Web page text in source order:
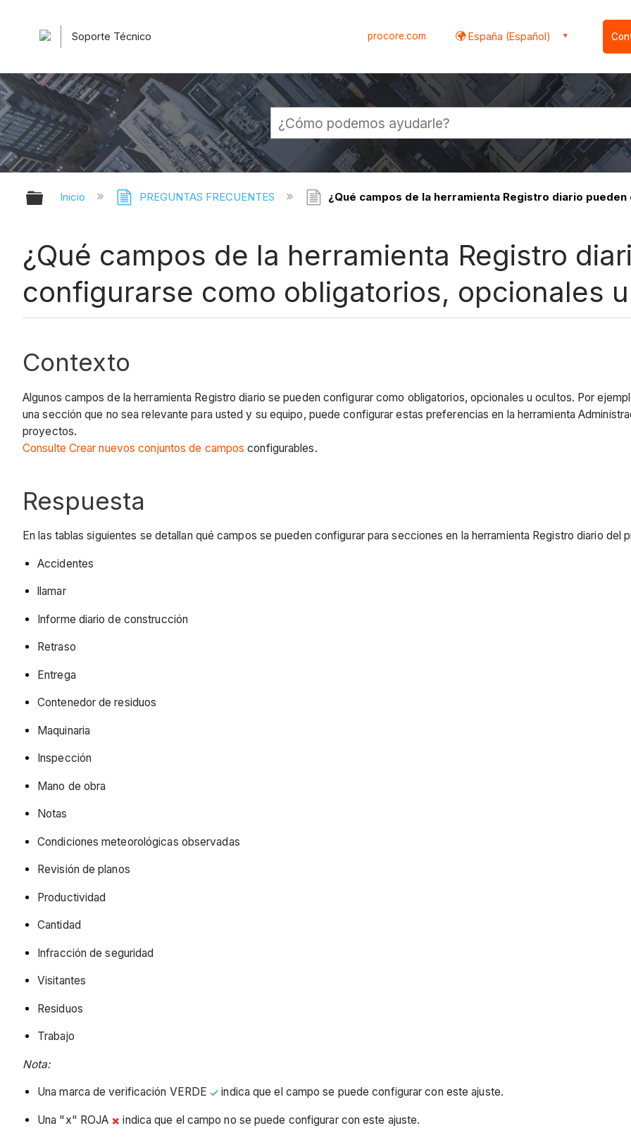
Soporte Técnico procore.com España (Español)
Expandir/contraer jerarquía global
Inicio PREGUNTAS FRECUENTES ¿Qué campos de la herramienta Registro diario
¿Qué campos de la herramienta Registro
configurarse como obligatorios, opcionales
Contexto
Algunos campos de la herramienta Registro diario se pueden configurar como obligatorios, opcionales u ocultos. Por
una sección que no sea relevante para usted y su equipo, puede configurar estas preferencias en la herramienta
proyectos.
Consulte Crear nuevos conjuntos de campos configurables.
Respuesta
En las tablas siguientes se detallan qué campos se pueden configurar para secciones en la herramienta Registro diario del
Accidentes
llamar
Informe diario de construcción
Retraso
Entrega
Contenedor de residuos
Maquinaria
Inspección
Mano de obra
Notas
Condiciones meteorológicas observadas
Revisión de planos
Productividad
Cantidad
Infracción de seguridad
Visitantes
Residuos
Trabajo
Nota:
Una marca de verificación VERDE indica que el campo se puede configurar con este ajuste.
Una "x" ROJA indica que el campo no se puede configurar con este ajuste.